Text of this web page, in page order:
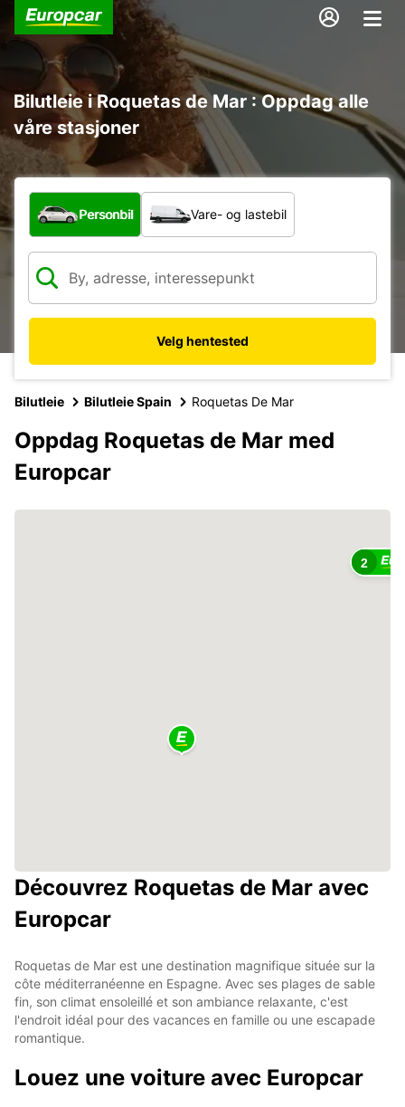
Bilutleie i Roquetas de Mar : Oppdag alle
våre stasjoner
Hvilken type bil?
Personbil Vare- og lastebil
Velg hentested
Bilutleie Bilutleie Spain Roquetas De Mar
Oppdag Roquetas de Mar med
Europcar
2
Découvrez Roquetas de Mar avec
Europcar
Roquetas de Mar est une destination magnifique située sur la
côte méditerranéenne en Espagne. Avec ses plages de sable
fin, son climat ensoleillé et son ambiance relaxante, c'est
l'endroit idéal pour des vacances en famille ou une escapade
romantique.
Louez une voiture avec Europcar